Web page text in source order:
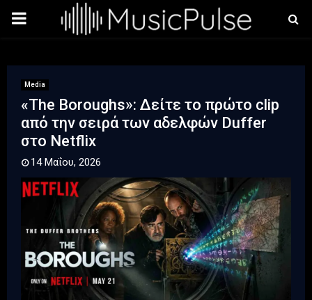
PRIMARY
Media
«The Boroughs»: Δείτε το πρώτο clip
από την σειρά των αδελφών Duffer
στο Netflix
14 Μαΐου, 2026